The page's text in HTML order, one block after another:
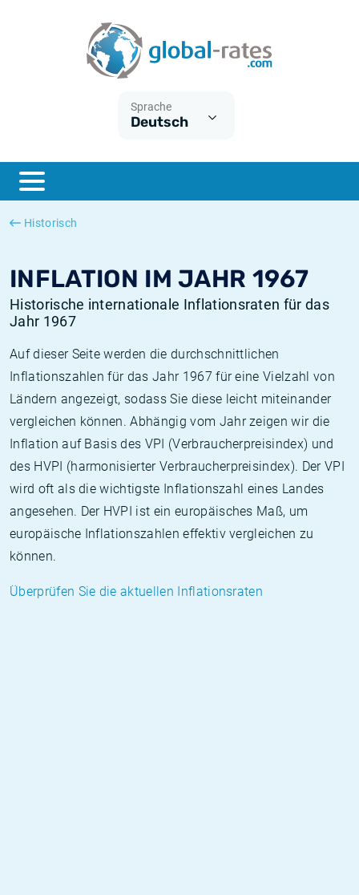
Sprache
Deutsch
Historisch
INFLATION IM JAHR 1967
Historische internationale Inflationsraten für das
Jahr 1967
Auf dieser Seite werden die durchschnittlichen
Inflationszahlen für das Jahr 1967 für eine Vielzahl von
Ländern angezeigt, sodass Sie diese leicht miteinander
vergleichen können. Abhängig vom Jahr zeigen wir die
Inflation auf Basis des VPI (Verbraucherpreisindex) und
des HVPI (harmonisierter Verbraucherpreisindex). Der VPI
wird oft als die wichtigste Inflationszahl eines Landes
angesehen. Der HVPI ist ein europäisches Maß, um
europäische Inflationszahlen effektiv vergleichen zu
können.
Überprüfen Sie die aktuellen Inflationsraten
ESTER
SONIA
Was ist die VPI-Inflation?
Was ist die HVPI-Inflation?
Deutsche inflation
Europäische inflation
Historische Euribor-Sätze
Historische ESTER-Sätze
Historische SOFR-Sätze
Historische SONIA-Sätze
Inflationsrechner